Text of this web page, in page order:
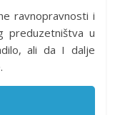
ravnopravnosti i
preduzetništva u
ali da I dalje